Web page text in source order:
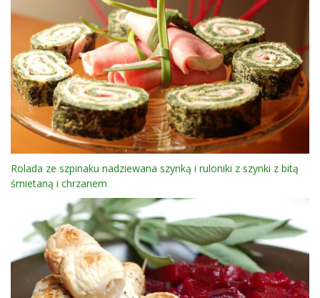
Rolada ze szpinaku nadziewana szynką i ruloniki z szynki z bitą
śmietaną i chrzanem